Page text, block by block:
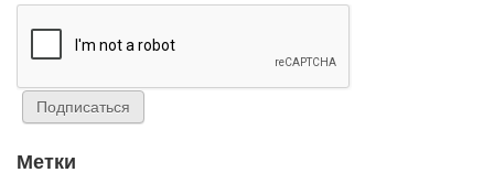
Метки